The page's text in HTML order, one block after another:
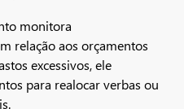
monitora
relação aos orçamentos
excessivos, ele
para realocar verbas ou